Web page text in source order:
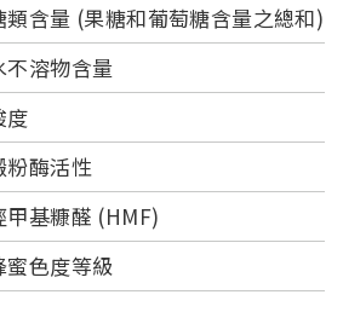
類含量 (果糖和葡萄糖含量之總和)
不溶物含量
度
粉酶活性
甲基糠醛 (HMF)
蜜色度等級